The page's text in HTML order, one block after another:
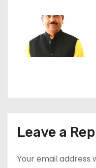
Leave a
Your email address